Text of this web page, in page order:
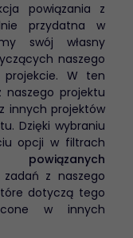
powiązania z
przydatna w
swój własny
naszego
W ten
projektu
innych projektów
Dzięki wybraniu
opcji w filtrach
z naszego
dotyczą tego
w innych